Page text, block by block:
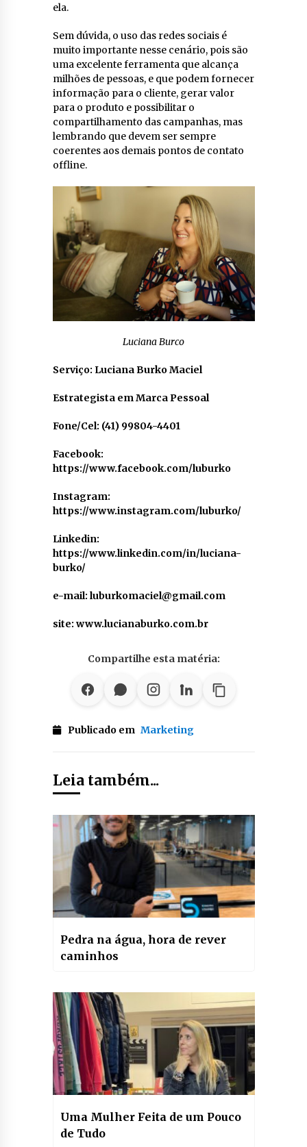
ela.
Sem dúvida, o uso das redes sociais é
muito importante nesse cenário, pois são
uma excelente ferramenta que alcança
milhões de pessoas, e que podem fornecer
informação para o cliente, gerar valor
para o produto e possibilitar o
compartilhamento das campanhas, mas
lembrando que devem ser sempre
coerentes aos demais pontos de contato
offline.
Luciana Burco
Serviço: Luciana Burko Maciel
Estrategista em Marca Pessoal
Fone/Cel: (41) 99804-4401
Facebook:
https://www.facebook.com/luburko
Instagram:
https://www.instagram.com/luburko/
Linkedin:
https://www.linkedin.com/in/luciana-
burko/
e-mail: luburkomaciel@gmail.com
site: www.lucianaburko.com.br
Compartilhe esta matéria:
Publicado em Marketing
Leia também...
Pedra na água, hora de rever
caminhos
Uma Mulher Feita de um Pouco
de Tudo